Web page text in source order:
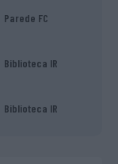
Parede FC
Biblioteca IR
Biblioteca IR